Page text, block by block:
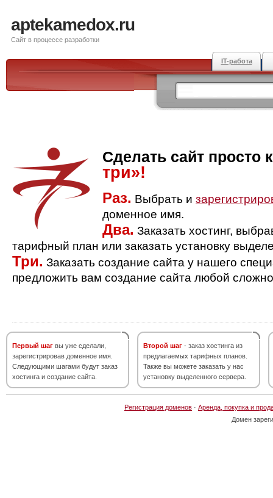
aptekamedox.ru
Сайт в процессе разработки
IT-работа
Сделать сайт просто
три»!
Раз. Выбрать и
доменное имя.
Два. Заказать хостинг,
тарифный план или заказать установку
Три. Заказать создание сайта у нашего
предложить вам создание сайта любой
Первый шаг вы уже сделали,
зарегистрировав доменное имя.
Следующими шагами будут заказ
хостинга и создание сайта.
Второй шаг - заказ хостинга из
предлагаемых тарифных планов.
Также вы можете заказать у нас
установку выделенного сервера.
Регистрация доменов · Аренда, покупка и
Домен